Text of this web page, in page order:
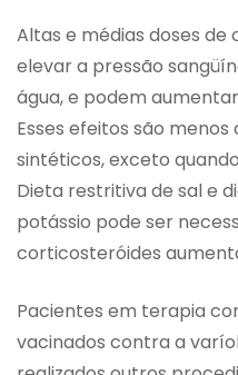
Altas e médias doses
elevar a pressão
água, e podem
Esses efeitos são
sintéticos, exceto
Dieta restritiva de sal e
potássio pode ser
corticosteróides
Pacientes em terapia
vacinados contra a